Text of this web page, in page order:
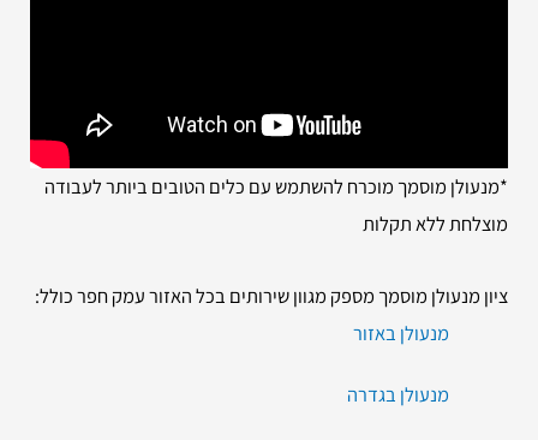
*מנעולן מוסמך מוכרח להשתמש עם כלים הטובים ביותר לעבודה
מוצלחת ללא תקלות
ציון מנעולן מוסמך מספק מגוון שירותים בכל האזור עמק חפר כולל:
מנעולן באזור
מנעולן בגדרה